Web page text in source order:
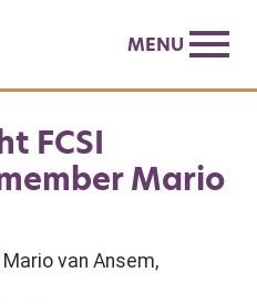
MENU
FCSI
Mario
van Ansem,